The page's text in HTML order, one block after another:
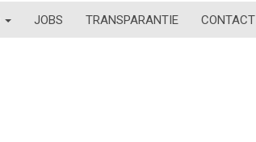
JOBS TRANSPARANTIE CONTACT